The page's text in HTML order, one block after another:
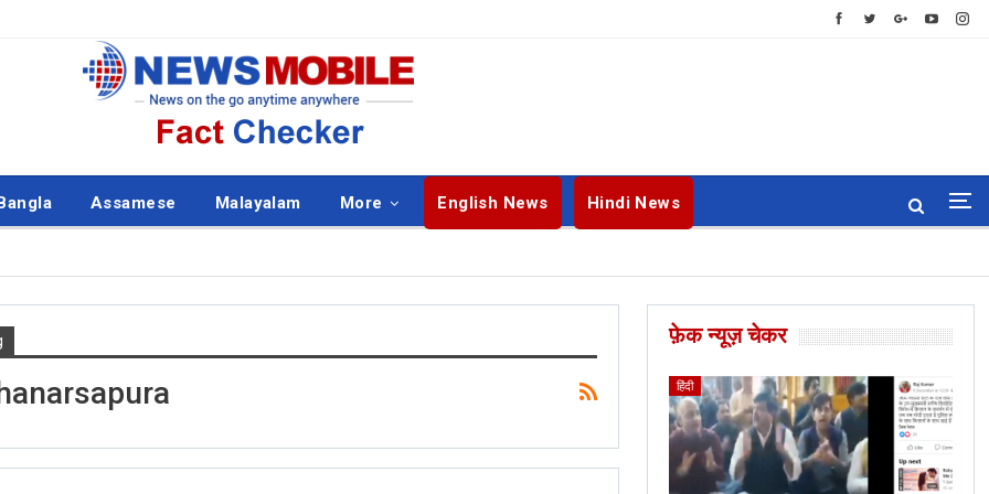
Assamese Malayalam More English News Hindi News
फ़ेक न्यूज़ चेकर
हिंदी BANGLA